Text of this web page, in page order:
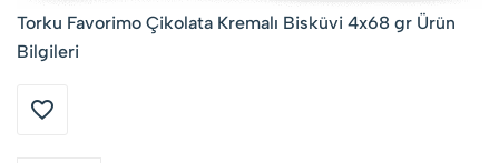
Torku Favorimo Çikolata Kremalı Bisküvi 4x68 gr Ürün
Bilgileri